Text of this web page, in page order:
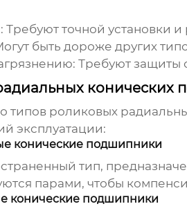
Требуют точной установки и
быть дороже других
Требуют защиты
конических
типов роликовых
эксплуатации:
конические подшипники
тип,
парами, чтобы
конические подшипники